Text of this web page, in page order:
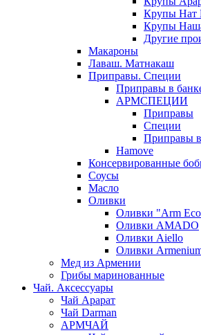
Крупы Нат
Крупы
Другие
Макароны
Лаваш. Матнакаш
Приправы. Специи
Приправы в
АРМСПЕЦИИ
Приправы
Специи
Приправы
Hamove
Консервированные
Соусы
Масло
Оливки
Оливки "Arm
Оливки AMADO
Оливки Aiello
Оливки
Мед из Армении
Грибы маринованные
Чай. Аксессуары
Чай Арарат
Чай Darman
АРМЧАЙ